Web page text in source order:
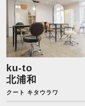
ku-to
北浦和
クート キタウラワ